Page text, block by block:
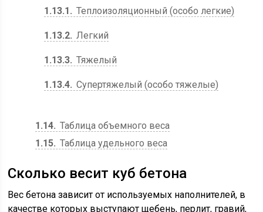
1.13.1 Теплоизоляционный (особо легкие)
1.13.2 Легкий
1.13.3 Тяжелый
1.13.4 Супертяжелый (особо тяжелые)
1.14 Таблица объемного веса
1.15 Таблица удельного веса
Сколько весит куб бетона
Вес бетона зависит от используемых наполнителей, в
качестве которых выступают щебень, перлит, гравий,